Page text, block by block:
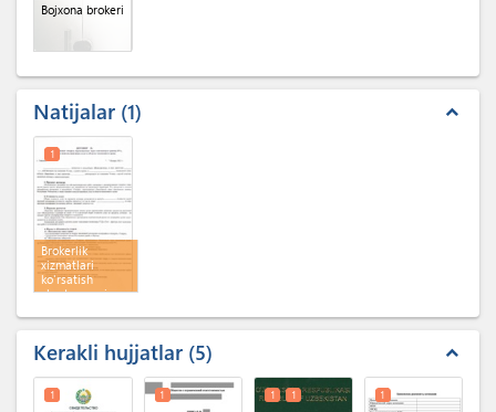
Bojxona brokeri
Natijalar 1 expand_less
Brokerlik
xizmatlari
ko'rsatish
shartnomasi
1
Kerakli hujjatlar 5 expand_less
1 1 1 1 1